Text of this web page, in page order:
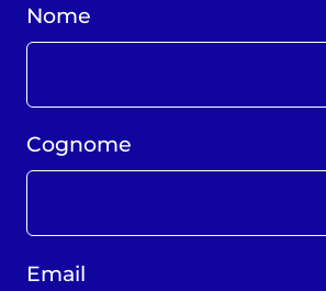
Nome
Cognome
Email